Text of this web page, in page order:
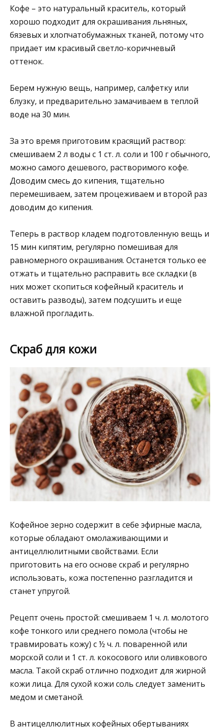
Кофе – это натуральный краситель, который
хорошо подходит для окрашивания льняных,
бязевых и хлопчатобумажных тканей, потому что
придает им красивый светло-коричневый
оттенок.
Берем нужную вещь, например, салфетку или
блузку, и предварительно замачиваем в теплой
воде на 30 мин.
За это время приготовим красящий раствор:
смешиваем 2 л воды с 1 ст. л. соли и 100 г обычного,
можно самого дешевого, растворимого кофе.
Доводим смесь до кипения, тщательно
перемешиваем, затем процеживаем и второй раз
доводим до кипения.
Теперь в раствор кладем подготовленную вещь и
15 мин кипятим, регулярно помешивая для
равномерного окрашивания. Останется только ее
отжать и тщательно расправить все складки (в
них может скопиться кофейный краситель и
оставить разводы), затем подсушить и еще
влажной прогладить.
Скраб для кожи
Кофейное зерно содержит в себе эфирные масла,
которые обладают омолаживающими и
антицеллюлитными свойствами. Если
приготовить на его основе скраб и регулярно
использовать, кожа постепенно разгладится и
станет упругой.
Рецепт очень простой: смешиваем 1 ч. л. молотого
кофе тонкого или среднего помола (чтобы не
травмировать кожу) с ½ ч. л. поваренной или
морской соли и 1 ст. л. кокосового или оливкового
масла. Такой скраб отлично подходит для жирной
кожи лица. Для сухой кожи соль следует заменить
медом и сметаной.
В антицеллюлитных кофейных обертываниях